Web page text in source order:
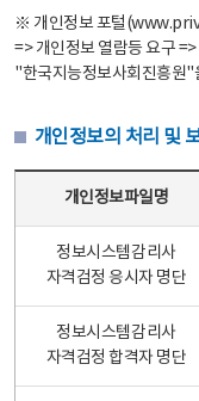
※ 개인정보 포털
=> 개인정보 열람등 요구
"한국지능정보사회진흥원"
개인정보의 처리 및
개인정보파일명
정보시스템감리사
자격검정 응시자 명단
정보시스템감리사
자격검정 합격자 명단